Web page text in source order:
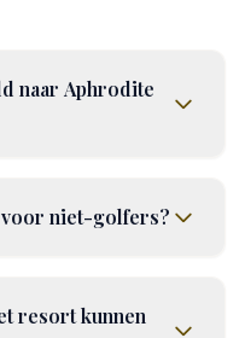
naar Aphrodite
niet-golfers?
resort kunnen